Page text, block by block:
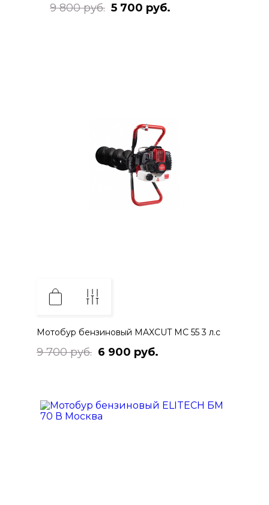
9 800 руб. 5 700 руб.
Мотобур бензиновый MAXCUT MC 55 3 л.с
9 700 руб. 6 900 руб.